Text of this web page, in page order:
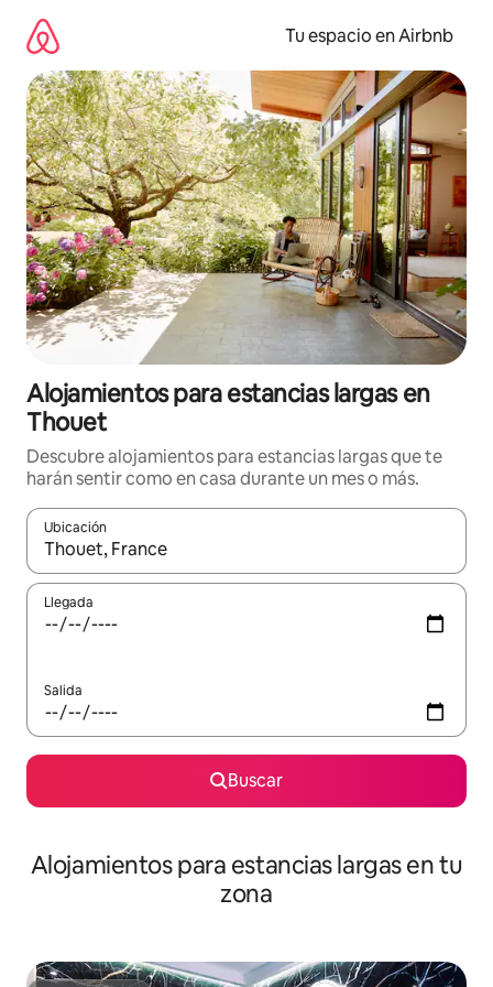
contenido
Tu espacio en Airbnb
Alojamientos para estancias largas en
Thouet
Descubre alojamientos para estancias largas que te
harán sentir como en casa durante un mes o más.
Ubicación
Cuando los resultados estén disponibles, podrás navegar
Llegada
Salida
Buscar
Alojamientos para estancias largas en tu
zona